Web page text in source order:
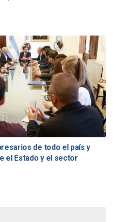
de todo el país y
el Estado y el sector